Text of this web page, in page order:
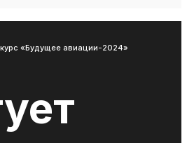
«Будущее авиации-2024»